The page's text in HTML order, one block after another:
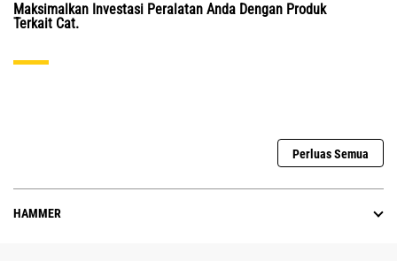
Maksimalkan Investasi Peralatan Anda Dengan Produk
Terkait Cat.
Perluas Semua
HAMMER